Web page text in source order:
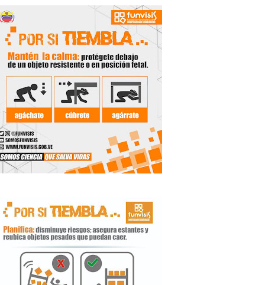
Libertador
vacacional
agua